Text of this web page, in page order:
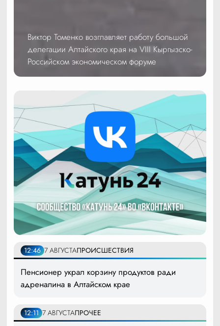
Виктор Томенко возглавляет работу большой
делегации Алтайского края на VIII Кыргызско-
Российском экономическом форуме
12:46 7 АВГУСТАПРОИСШЕСТВИЯ
Пенсионер украл корзину продуктов ради
адреналина в Алтайском крае
12:11 7 АВГУСТАПРОЧЕЕ